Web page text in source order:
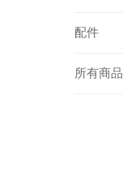
配件
所有商品